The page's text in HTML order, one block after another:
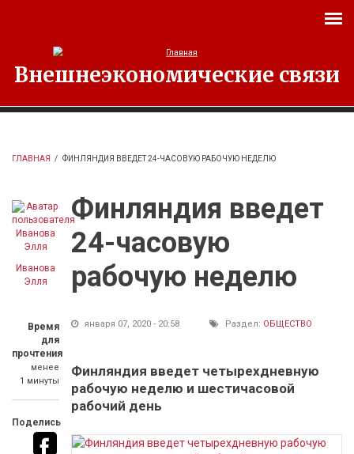
Внешнеэкономические связи
ГЛАВНАЯ / ФИНЛЯНДИЯ ВВЕДЕТ 24-ЧАСОВУЮ РАБОЧУЮ НЕДЕЛЮ
Иванова
Элля
Время
для
прочтения
менее
1 минуты
Поделись
Финляндия введет
24-часовую
рабочую неделю
января 07, 2020 - 20:58 Раздел: ОБЩЕСТВО
Финляндия введет четырехдневную
рабочую неделю и шестичасовой
рабочий день